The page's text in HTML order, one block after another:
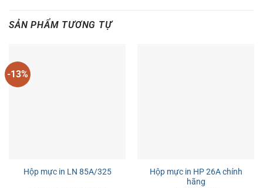
SẢN PHẨM TƯƠNG TỰ
-13%
Hộp mực in LN 85A/325
Hộp mực in HP 26A chính
hãng